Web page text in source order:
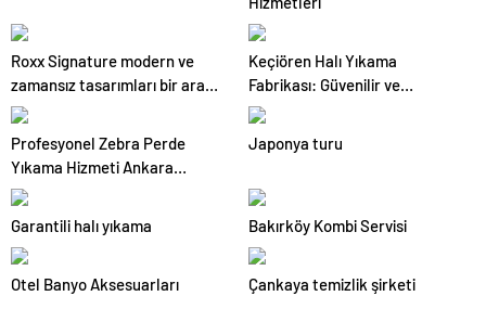
Roxx Signature modern ve
zamansız tasarımları bir araya
getiriyor
Keçiören Halı Yıkama
Fabrikası: Güvenilir ve
Profesyonel Hizmetin Adresi
Profesyonel Zebra Perde
Yıkama Hizmeti Ankara
Genelinde
Japonya turu
Garantili halı yıkama Bakırköy Kombi Servisi
Otel Banyo Aksesuarları Çankaya temizlik şirketi